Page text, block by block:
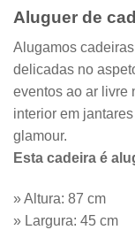
Aluguer de
Alugamos
delicadas no
eventos ao ar livre
interior em
glamour.
Esta cadeira é
» Altura: 87 cm
» Largura: 45 cm